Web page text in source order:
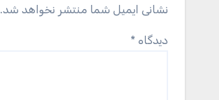
نشانی ایمیل شما منتشر نخواهد شد.
دیدگاه *